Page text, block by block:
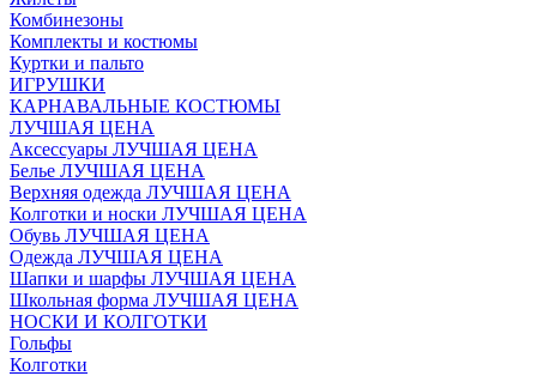
Комбинезоны
Комплекты и костюмы
Куртки и пальто
ИГРУШКИ
КАРНАВАЛЬНЫЕ КОСТЮМЫ
ЛУЧШАЯ ЦЕНА
Аксессуары ЛУЧШАЯ ЦЕНА
Белье ЛУЧШАЯ ЦЕНА
Верхняя одежда ЛУЧШАЯ ЦЕНА
Колготки и носки ЛУЧШАЯ ЦЕНА
Обувь ЛУЧШАЯ ЦЕНА
Одежда ЛУЧШАЯ ЦЕНА
Шапки и шарфы ЛУЧШАЯ ЦЕНА
Школьная форма ЛУЧШАЯ ЦЕНА
НОСКИ И КОЛГОТКИ
Гольфы
Колготки